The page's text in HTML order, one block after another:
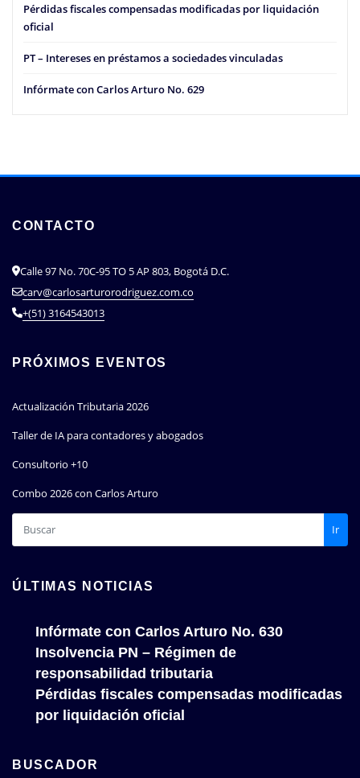
Pérdidas fiscales compensadas modificadas por liquidación
oficial
PT – Intereses en préstamos a sociedades vinculadas
Infórmate con Carlos Arturo No. 629
CONTACTO
Calle 97 No. 70C-95 TO 5 AP 803, Bogotá D.C.
carv@carlosarturorodriguez.com.co
+(51) 3164543013
PRÓXIMOS EVENTOS
Actualización Tributaria 2026
Taller de IA para contadores y abogados
Consultorio +10
Combo 2026 con Carlos Arturo
Ir
ÚLTIMAS NOTICIAS
Infórmate con Carlos Arturo No. 630
Insolvencia PN – Régimen de
responsabilidad tributaria
Pérdidas fiscales compensadas modificadas
por liquidación oficial
BUSCADOR